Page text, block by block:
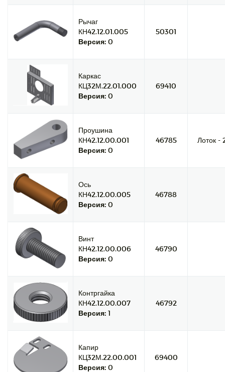
Рычаг
КН42.12.01.005
Версия: 0
50301
Каркас
КЦ32М.22.01.000
Версия: 0
69410
Проушина
КН42.12.00.001
Версия: 0
46785 Лоток -
Ось
КН42.12.00.005
Версия: 0
46788
Винт
КН42.12.00.006
Версия: 0
46790
Контргайка
КН42.12.00.007
Версия: 1
46792
Капир
КЦ32М.22.00.001
Версия: 0
69400